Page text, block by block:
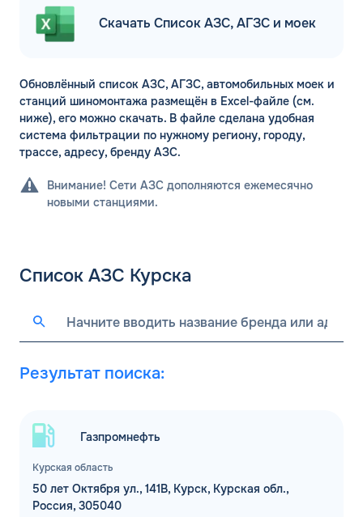
Скачать Список АЗС, АГЗС и моек
Обновлённый список АЗС, АГЗС, автомобильных моек и
станций шиномонтажа размещён в Excel-файле (см.
ниже), его можно скачать. В файле сделана удобная
система фильтрации по нужному региону, городу,
трассе, адресу, бренду АЗС.
Внимание! Сети АЗС дополняются ежемесячно
новыми станциями.
Список АЗС Курска
Результат поиска:
Курская область
Газпромнефть
50 лет Октября ул., 141В, Курск, Курская обл.,
Россия, 305040